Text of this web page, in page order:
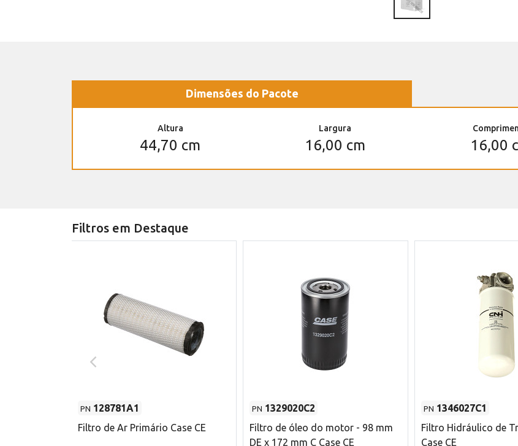
Dimensões do Pacote
Altura
44,70 cm
Largura
16,00 cm 16,00
Filtros em Destaque
PN 128781A1
Filtro de Ar Primário Case CE
PN 1329020C2
Filtro de óleo do motor - 98 mm
DE x 172 mm C Case CE
PN 1346027C1
Filtro Hidráulico de
Case CE